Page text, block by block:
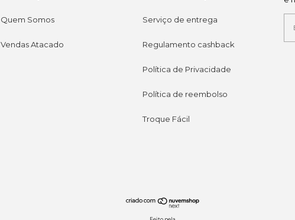
Quem Somos
Vendas Atacado
Serviço de entrega
Regulamento cashback
Política de Privacidade
Política de reembolso
Troque Fácil